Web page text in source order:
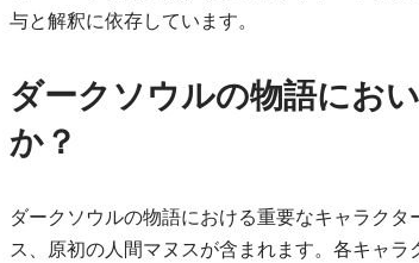
与と解釈に依存しています。
ダークソウルの物語にお
か？
ダークソウルの物語における重要なキャラク
ス、原初の人間マヌスが含まれます。各キャ